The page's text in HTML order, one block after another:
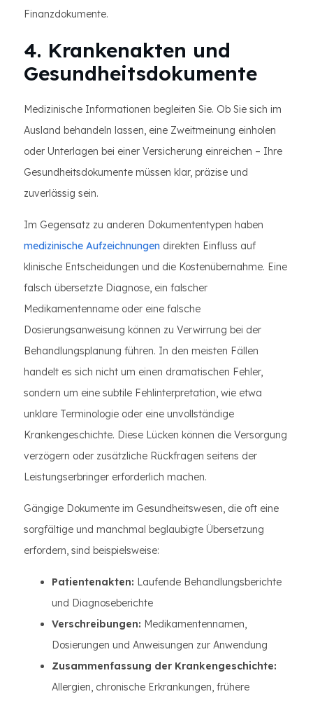
Finanzdokumente.
4. Krankenakten und
Gesundheitsdokumente
Medizinische Informationen begleiten Sie. Ob Sie sich im
Ausland behandeln lassen, eine Zweitmeinung einholen
oder Unterlagen bei einer Versicherung einreichen – Ihre
Gesundheitsdokumente müssen klar, präzise und
zuverlässig sein.
Im Gegensatz zu anderen Dokumententypen haben
medizinische Aufzeichnungen direkten Einfluss auf
klinische Entscheidungen und die Kostenübernahme. Eine
falsch übersetzte Diagnose, ein falscher
Medikamentenname oder eine falsche
Dosierungsanweisung können zu Verwirrung bei der
Behandlungsplanung führen. In den meisten Fällen
handelt es sich nicht um einen dramatischen Fehler,
sondern um eine subtile Fehlinterpretation, wie etwa
unklare Terminologie oder eine unvollständige
Krankengeschichte. Diese Lücken können die Versorgung
verzögern oder zusätzliche Rückfragen seitens der
Leistungserbringer erforderlich machen.
Gängige Dokumente im Gesundheitswesen, die oft eine
sorgfältige und manchmal beglaubigte Übersetzung
erfordern, sind beispielsweise:
Patientenakten: Laufende Behandlungsberichte
und Diagnoseberichte
Verschreibungen: Medikamentennamen,
Dosierungen und Anweisungen zur Anwendung
Zusammenfassung der Krankengeschichte:
Allergien, chronische Erkrankungen, frühere